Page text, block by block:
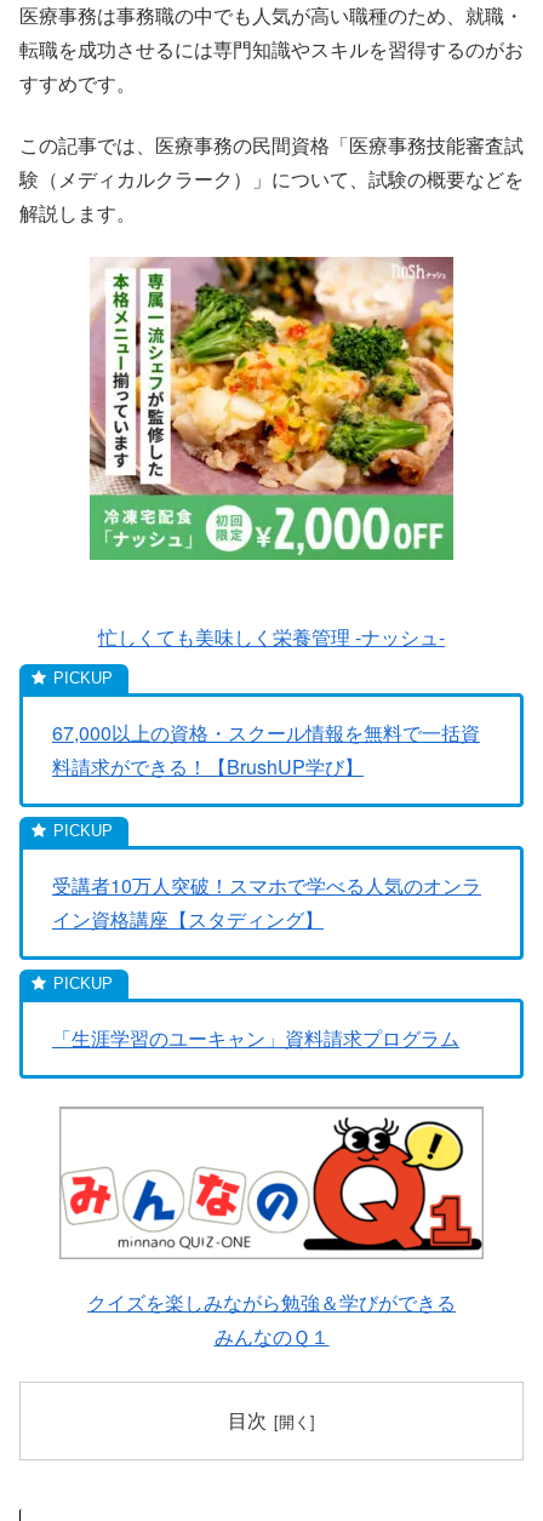
医療事務は事務職の中でも人気が高い職種のため、就職・
転職を成功させるには専門知識やスキルを習得するのがお
すすめです。
この記事では、医療事務の民間資格「医療事務技能審査試
験（メディカルクラーク）」について、試験の概要などを
解説します。
忙しくても美味しく栄養管理 -ナッシュ-
67,000以上の資格・スクール情報を無料で一括資
料請求ができる！【BrushUP学び】
受講者10万人突破！スマホで学べる人気のオンラ
イン資格講座【スタディング】
「生涯学習のユーキャン」資料請求プログラム
クイズを楽しみながら勉強＆学びができる
みんなのＱ１
目次